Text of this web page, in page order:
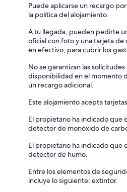
Puede aplicarse un recargo
la política del alojamiento.
A tu llegada, pueden pedirte
oficial con foto y una tarjeta
en efectivo, para cubrir los
No se garantizan las
disponibilidad en el momento
un recargo adicional.
Este alojamiento acepta
El propietario ha indicado que
detector de monóxido de
El propietario ha indicado que
detector de humo.
Entre los elementos de
incluye lo siguiente: extintor.